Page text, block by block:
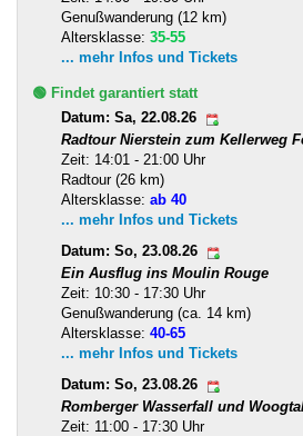
Genußwanderung (12 km)
Altersklasse: 35-55
... mehr Infos und Tickets
🟢 Findet garantiert statt
Datum: Sa, 22.08.26
Radtour Nierstein zum Kellerweg
Zeit: 14:01 - 21:00 Uhr
Radtour (26 km)
Altersklasse: ab 40
... mehr Infos und Tickets
Datum: So, 23.08.26
Ein Ausflug ins Moulin Rouge
Zeit: 10:30 - 17:30 Uhr
Genußwanderung (ca. 14 km)
Altersklasse: 40-65
... mehr Infos und Tickets
Datum: So, 23.08.26
Romberger Wasserfall und
Zeit: 11:00 - 17:30 Uhr